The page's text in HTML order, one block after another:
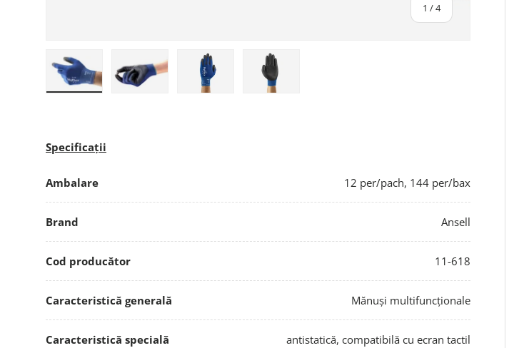
1 /din
4
Specificații
Ambalare 12 per/pach, 144 per/bax
Brand Ansell
Cod producător 11-618
Caracteristică generală Mănuși multifuncționale
Caracteristică specială antistatică, compatibilă cu ecran tactil